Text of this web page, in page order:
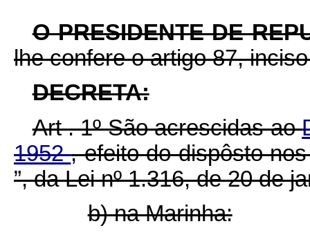
O PRESIDENTE DE
lhe confere o artigo 87,
DECRETA:
Art. 1º São acrescidas ao
1952, efeito do dispôsto
”, da Lei nº 1.316, de 20 de
b) na Marinha: